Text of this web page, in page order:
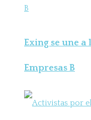
Exing se une
Empresas B